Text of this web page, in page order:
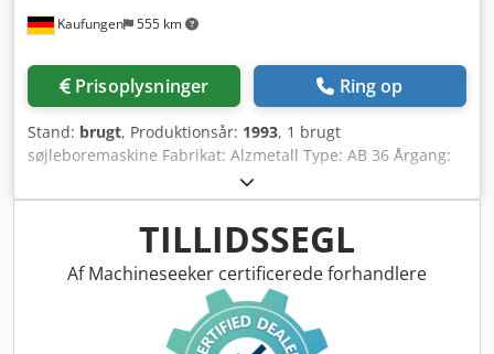
Kaufungen 555 km
Prisoplysninger Ring op
Stand: brugt, Produktionsår: 1993, 1 brugt
søjleboremaskine Fabrikat: Alzmetall Type: AB 36 Årgang:
1993 Spindeloptagelse: MK 4 Borekapacitet i stål St 60: 34
mm Borekapacitet i støbejern GG 20: 40 mm Boreevne i St
60: 40 mm Gevindskæring i ST 60: M 24 Gevindskæring i
GG 20: M 30 Udlæg: 330 mm Søjlediameter: 145 mm
Spindelslag: 160 mm Dedjy H Dfwspfx Ac Deck med
automatisk borefremføring Samlet effektbehov: 1,3 kW
Maskinhøjde: 1865 mm Vægt ca. 470 kg
TILLIDSSEGL
Af Machineseeker certificerede forhandlere